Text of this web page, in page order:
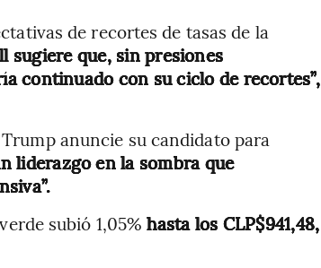
de recortes de tasas de la
sugiere que, sin presiones
continuado con su ciclo de recortes”,
anuncie su candidato para
liderazgo en la sombra que
subió 1,05% hasta los CLP$941,48,